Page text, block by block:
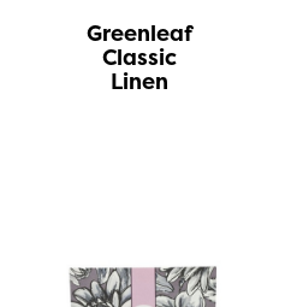
Greenleaf
Classic
Linen